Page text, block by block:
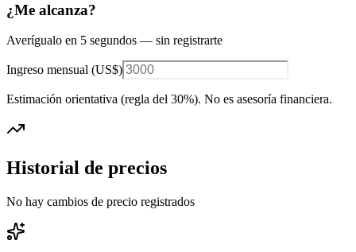
¿Me alcanza?
Averígualo en 5 segundos — sin registrarte
Ingreso mensual (US$)
Estimación orientativa (regla del 30%). No es asesoría financiera.
Historial de precios
No hay cambios de precio registrados